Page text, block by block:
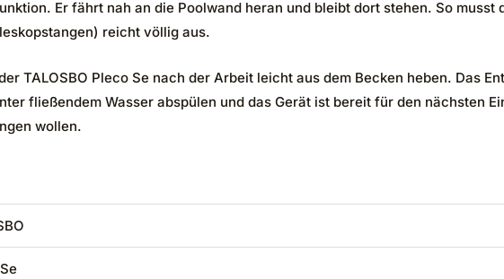
Er fährt nah an die Poolwand heran und bleibt dort stehen. So musst
reicht völlig aus.
TALOSBO Pleco Se nach der Arbeit leicht aus dem Becken heben. Das
fließendem Wasser abspülen und das Gerät ist bereit für den nächsten
wollen.